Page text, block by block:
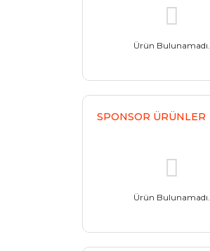
Ürün Bulunamadı.
SPONSOR ÜRÜNLER
Ürün Bulunamadı.